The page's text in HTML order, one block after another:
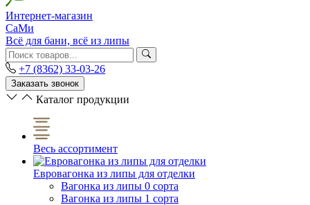
Интернет-магазин
СаМи
Всё для бани, всё из липы
+7 (8362) 33-03-26
Заказать звонок
Каталог продукции
Весь ассортимент
Евровагонка из липы для отделки
Вагонка из липы 0 сорта
Вагонка из липы 1 сорта